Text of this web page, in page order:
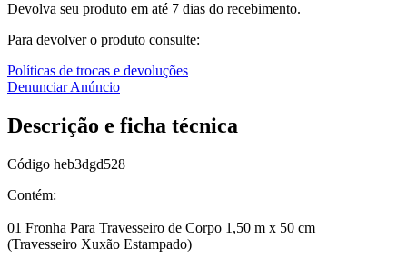
Devolva seu produto em até 7 dias do recebimento.
Para devolver o produto consulte:
Políticas de trocas e devoluções
Denunciar Anúncio
Descrição e ficha técnica
Código heb3dgd528
Contém:
01 Fronha Para Travesseiro de Corpo 1,50 m x 50 cm
(Travesseiro Xuxão Estampado)